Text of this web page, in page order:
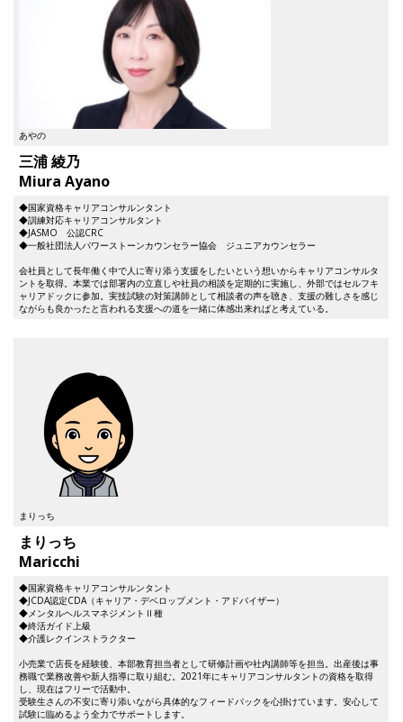
あやの
三浦 綾乃
Miura Ayano
◆国家資格キャリアコンサルンタント
◆訓練対応キャリアコンサルタント
◆JASMO 公認CRC
◆一般社団法人パワーストーンカウンセラー協会 ジュニアカウンセラー
会社員として長年働く中で人に寄り添う支援をしたいという想いからキャリアコンサルタ
ントを取得。本業では部署内の立直しや社員の相談を定期的に実施し、外部ではセルフキ
ャリアドックに参加。実技試験の対策講師として相談者の声を聴き、支援の難しさを感じ
ながらも良かったと言われる支援への道を一緒に体感出来ればと考えている。
まりっち
まりっち
Maricchi
◆国家資格キャリアコンサルンタント
◆JCDA認定CDA（キャリア・デベロップメント・アドバイザー）
◆メンタルヘルスマネジメントⅡ種
◆終活ガイド上級
◆介護レクインストラクター
小売業で店長を経験後、本部教育担当者として研修計画や社内講師等を担当。出産後は事
務職で業務改善や新人指導に取り組む。2021年にキャリアコンサルタントの資格を取得
し、現在はフリーで活動中。
受験生さんの不安に寄り添いながら具体的なフィードバックを心掛けています。安心して
試験に臨めるよう全力でサポートします。